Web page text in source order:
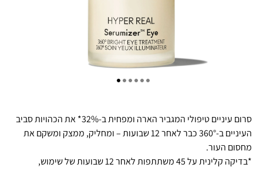
סרום עיניים טיפולי המגביר הארה ומפחית ב-32%* את הכהויות סביב
העיניים ב-360° כבר לאחר 12 שבועות – ומחליק, ממצק ומשקם את
מחסום העור.
*בדיקה קלינית על 45 משתתפות לאחר 12 שבועות של שימוש,